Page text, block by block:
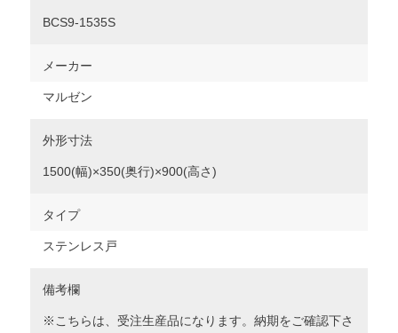
BCS9-1535S
メーカー
マルゼン
外形寸法
1500(幅)×350(奥行)×900(高さ)
タイプ
ステンレス戸
備考欄
※こちらは、受注生産品になります。納期をご確認下さ